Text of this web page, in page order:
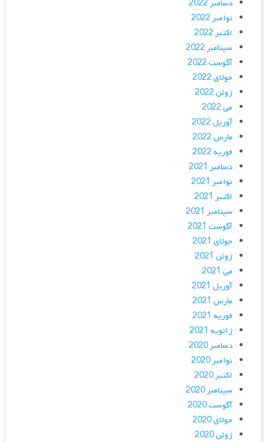
دسامبر 2022
نوامبر 2022
اکتبر 2022
سپتامبر 2022
آگوست 2022
جولای 2022
ژوئن 2022
می 2022
آوریل 2022
مارس 2022
فوریه 2022
دسامبر 2021
نوامبر 2021
اکتبر 2021
سپتامبر 2021
آگوست 2021
جولای 2021
ژوئن 2021
می 2021
آوریل 2021
مارس 2021
فوریه 2021
ژانویه 2021
دسامبر 2020
نوامبر 2020
اکتبر 2020
سپتامبر 2020
آگوست 2020
جولای 2020
ژوئن 2020